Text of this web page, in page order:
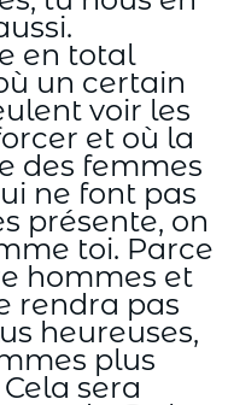
en total
un certain
voir les
et où la
des femmes
ne font pas
présente, on
toi. Parce
hommes et
rendra pas
heureuses,
plus
sera